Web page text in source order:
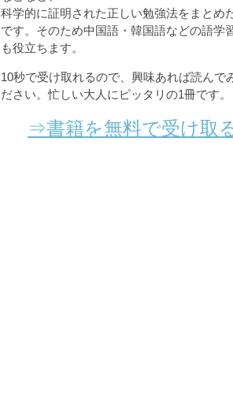
科学的に証明された正しい勉強法をまとめ
です。そのため中国語・韓国語などの語学
も役立ちます。
10秒で受け取れるので、興味あれば読んで
ださい。忙しい大人にピッタリの1冊です。
⇒書籍を無料で受け取